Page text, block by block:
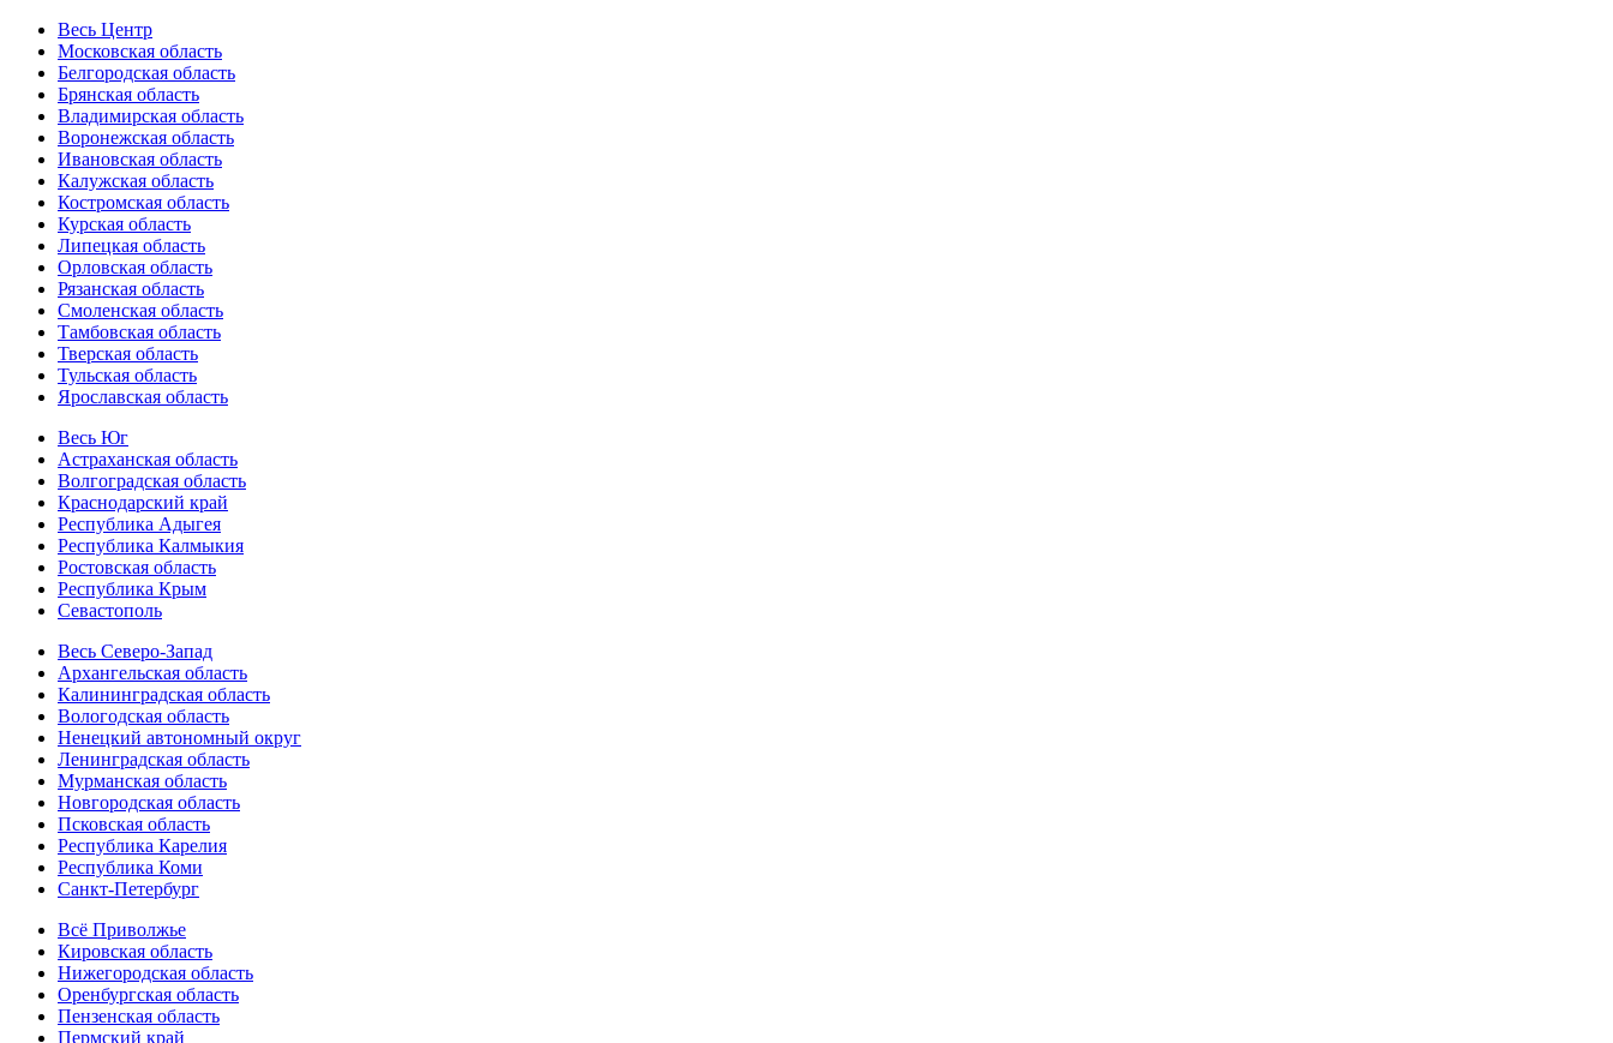
Весь Центр
Московская область
Белгородская область
Брянская область
Владимирская область
Воронежская область
Ивановская область
Калужская область
Костромская область
Курская область
Липецкая область
Орловская область
Рязанская область
Смоленская область
Тамбовская область
Тверская область
Тульская область
Ярославская область
Весь Юг
Астраханская область
Волгоградская область
Краснодарский край
Республика Адыгея
Республика Калмыкия
Ростовская область
Республика Крым
Севастополь
Весь Северо-Запад
Архангельская область
Калининградская область
Вологодская область
Ненецкий автономный округ
Ленинградская область
Мурманская область
Новгородская область
Псковская область
Республика Карелия
Республика Коми
Санкт-Петербург
Всё Приволжье
Кировская область
Нижегородская область
Оренбургская область
Пензенская область
Пермский край